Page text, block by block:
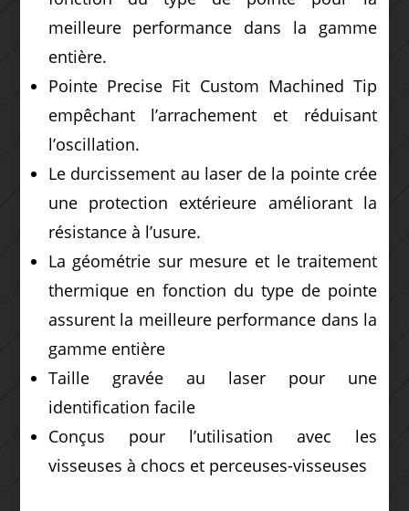
meilleure performance dans la gamme
entière.
Pointe Precise Fit Custom Machined Tip
empêchant l’arrachement et réduisant
l’oscillation.
Le durcissement au laser de la pointe crée
une protection extérieure améliorant la
résistance à l’usure.
La géométrie sur mesure et le traitement
thermique en fonction du type de pointe
assurent la meilleure performance dans la
gamme entière
Taille gravée au laser pour une
identification facile
Conçus pour l’utilisation avec les
visseuses à chocs et perceuses-visseuses